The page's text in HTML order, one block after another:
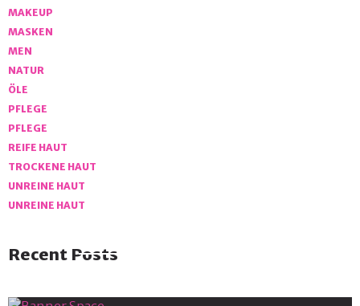
MAKEUP
MASKEN
MEN
NATUR
ÖLE
PFLEGE
PFLEGE
REIFE HAUT
TROCKENE HAUT
UNREINE HAUT
UNREINE HAUT
Recent Posts